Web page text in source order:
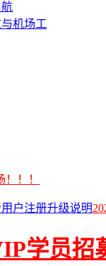
机场工
！！
户注册升级说明
学员招